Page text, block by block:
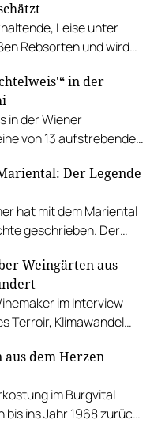
Leise unter
Rebsorten und wird
der Neuburger in
aus den heimischen
gibt es eine zarte
urösterreichischen
in der
in der Wiener
von 13 aufstrebenden
Der Legende
hat mit dem Mariental
geschrieben. Der
aus?
Weingärten aus
im Interview
Terroir, Klimawandel
aus dem Herzen
im Burgvital
bis ins Jahr 1968 zurück.